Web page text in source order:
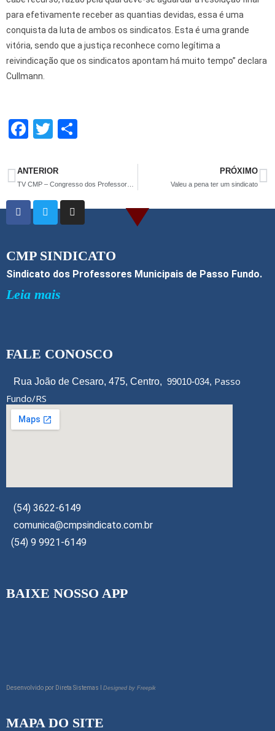
para efetivamente receber as quantias devidas, essa é uma
conquista da luta de ambos os sindicatos. Esta é uma grande
vitória, sendo que a justiça reconhece como legítima a
reivindicação que os sindicatos apontam há muito tempo” declara
Cullmann.
F
ce
b
o
o
k
T
tt
er e
ANTERIOR PRÓXIMO
Valeu a pena ter um sindicato
CMP SINDICATO
Sindicato dos Professores Municipais de Passo Fundo.
Leia mais
FALE CONOSCO
Rua João de Cesaro, 475, Centro, 99010-034, Passo
Fundo/RS
(54) 3622-6149
comunica@cmpsindicato.com.br
(54) 9 9921-6149
BAIXE NOSSO APP
Desenvolvido por Direta Sistemas I Designed by Freepik
MAPA DO SITE